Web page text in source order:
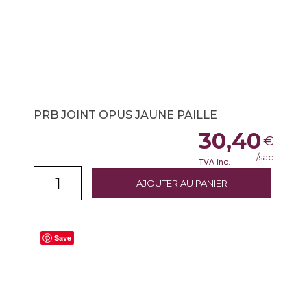
PRB JOINT OPUS JAUNE PAILLE
AJOUTER AU PANIER
30,40€
TVA inc. /sac
Save